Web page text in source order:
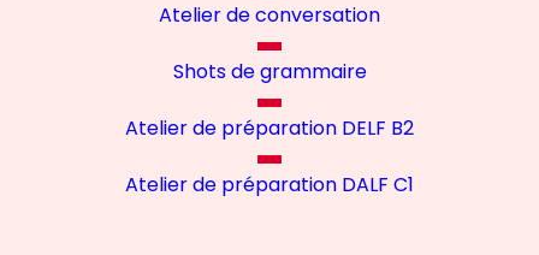
Atelier de conversation
Shots de grammaire
Atelier de préparation DELF B2
Atelier de préparation DALF C1